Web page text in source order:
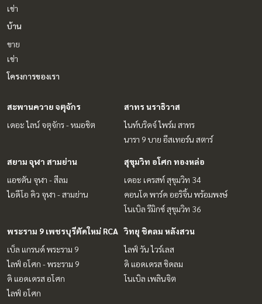
เช่า
บ้าน
ขาย
เช่า
โครงการของเรา
สะพานควาย จตุจักร
เดอะ ไลน์ จตุจักร - หมอชิต
สาทร นราธิวาส
ไนท์บริดจ์ ไพร์ม สาทร
นารา 9 บาย อีสเทอร์น สตาร์
สยาม จุฬา สามย่าน
แอชตัน จุฬา - สีลม
ไอดีโอ คิว จุฬา - สามย่าน
สุขุมวิท อโศก ทองหล่อ
เดอะ เครสท์ สุขุมวิท 34
คอนโด พาร์ค ออริจิ้น พร้อมพงษ์
โนเบิล รีมิกซ์ สุขุมวิท 36
พระราม 9 เพชรบุรีตัดใหม่ RCA
เบ็ล แกรนด์ พระราม 9
ไลฟ์ อโศก - พระราม 9
ดิ แอดเดรส อโศก
ไลฟ์ อโศก
วิทยุ ชิดลม หลังสวน
ไลฟ์ วัน ไวร์เลส
ดิ แอดเดรส ชิดลม
โนเบิล เพลินจิต